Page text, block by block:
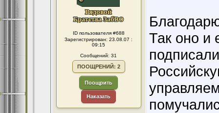
ID пользователя #688
Зарегистрирован: 23.08.07 :
09:15
Сообщений: 31
ПООЩРЕНИЙ: 2
Поощрить
Наказать
Так оно и